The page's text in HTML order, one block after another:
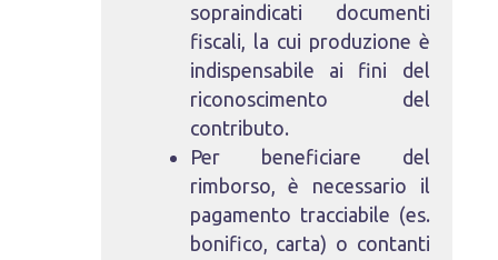
sopraindicati documenti
fiscali, la cui produzione è
indispensabile ai fini del
riconoscimento del
contributo.
Per beneficiare del
rimborso, è necessario il
pagamento tracciabile (es.
bonifico, carta) o contanti